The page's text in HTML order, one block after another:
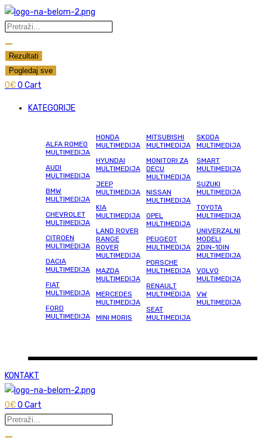
Skip
to
Search
Rezultati
Pogledaj sve
0€0 Cart
KATEGORIJE
ALFA ROMEO
MULTIMEDIJA
AUDI
MULTIMEDIJA
BMW
MULTIMEDIJA
CHEVROLET
MULTIMEDIJA
CITROEN
MULTIMEDIJA
DACIA
MULTIMEDIJA
FIAT
MULTIMEDIJA
FORD
MULTIMEDIJA
HONDA
MULTIMEDIJA
HYUNDAI
MULTIMEDIJA
JEEP
MULTIMEDIJA
KIA
MULTIMEDIJA
LAND ROVER
RANGE
ROVER
MULTIMEDIJA
MAZDA
MULTIMEDIJA
MERCEDES
MULTIMEDIJA
MINI MORIS
MITSUBISHI
MULTIMEDIJA
MONITORI ZA
DECU
MULTIMEDIJA
NISSAN
MULTIMEDIJA
OPEL
MULTIMEDIJA
PEUGEOT
MULTIMEDIJA
PORSCHE
MULTIMEDIJA
RENAULT
MULTIMEDIJA
SEAT
MULTIMEDIJA
SKODA
MULTIMEDIJA
SMART
MULTIMEDIJA
SUZUKI
MULTIMEDIJA
TOYOTA
MULTIMEDIJA
UNIVERZALNI
MODELI
2DIN-1DIN
MULTIMEDIJA
VOLVO
MULTIMEDIJA
VW
MULTIMEDIJA
KONTAKT
0€0 Cart
Search